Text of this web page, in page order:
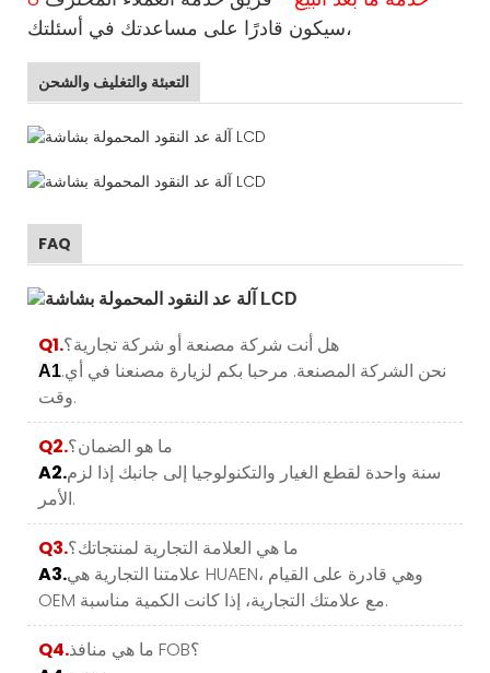
سيكون قادرًا على مساعدتك في أسئلتك،
التعبئة والتغليف والشحن
FAQ
Q1.هل أنت شركة مصنعة أو شركة تجارية؟
A1.نحن الشركة المصنعة. مرحبا بكم لزيارة مصنعنا في أي
وقت.
Q2.ما هو الضمان؟
A2.سنة واحدة لقطع الغيار والتكنولوجيا إلى جانبك إذا لزم
الأمر.
Q3.ما هي العلامة التجارية لمنتجاتك؟
A3.علامتنا التجارية هي HUAEN، وهي قادرة على القيام
OEM مع علامتك التجارية، إذا كانت الكمية مناسبة.
Q4.
ما هي منافذ FOB؟